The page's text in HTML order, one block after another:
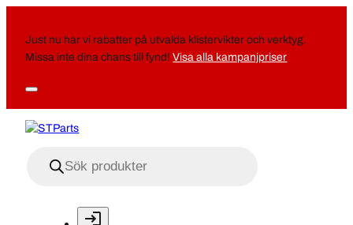
Just nu har vi rabatter på utvalda klistervikter och verktyg.
Missa inte dina chans till fynd!Visa alla kampanjpriser